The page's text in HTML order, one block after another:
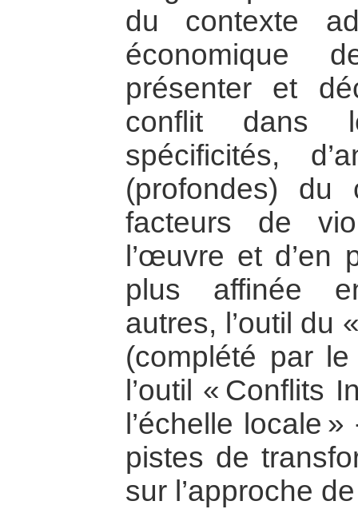
du contexte
économique
présenter et
conflit dans
spécificités,
(profondes)
facteurs de
l’œuvre et d’en
plus affinée
autres, l’outil du
(complété par
l’outil « Conflits
l’échelle locale
pistes de
sur l’approche de